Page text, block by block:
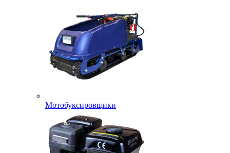
Мотобуксировщики